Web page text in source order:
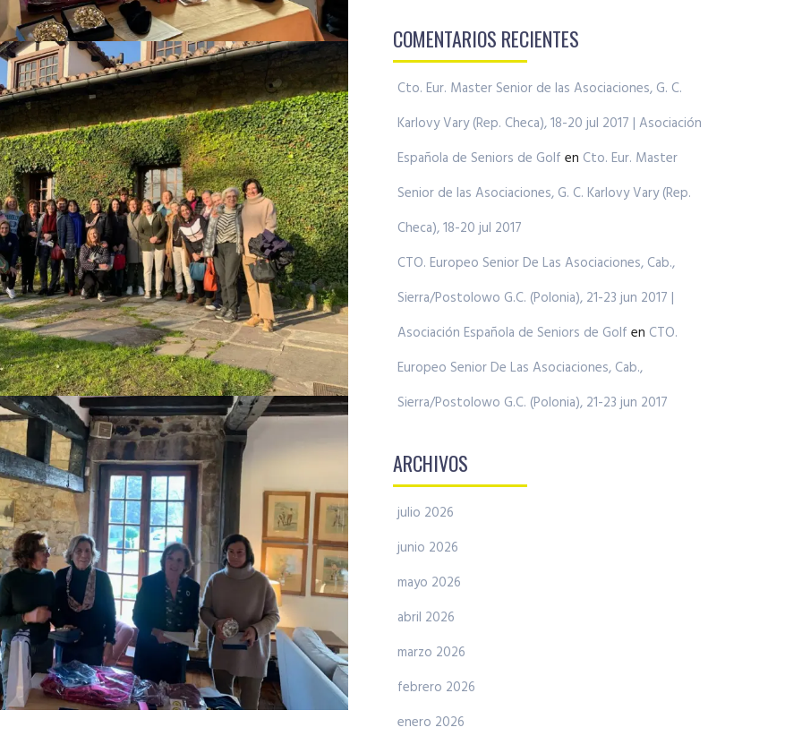
COMENTARIOS RECIENTES
Cto. Eur. Master Senior de las Asociaciones, G. C.
Karlovy Vary (Rep. Checa), 18-20 jul 2017 | Asociación
Española de Seniors de Golf en Cto. Eur. Master
Senior de las Asociaciones, G. C. Karlovy Vary (Rep.
Checa), 18-20 jul 2017
CTO. Europeo Senior De Las Asociaciones, Cab.,
Sierra/Postolowo G.C. (Polonia), 21-23 jun 2017 |
Asociación Española de Seniors de Golf en CTO.
Europeo Senior De Las Asociaciones, Cab.,
Sierra/Postolowo G.C. (Polonia), 21-23 jun 2017
ARCHIVOS
julio 2026
junio 2026
mayo 2026
abril 2026
marzo 2026
febrero 2026
enero 2026